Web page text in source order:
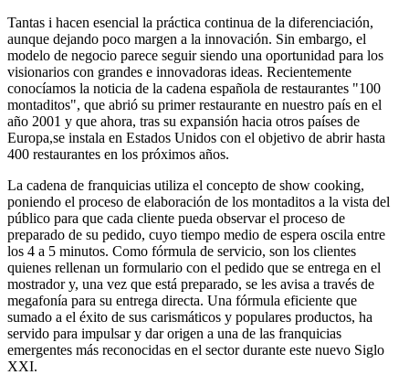
Tantas i hacen esencial la práctica continua de la diferenciación,
aunque dejando poco margen a la innovación. Sin embargo, el
modelo de negocio parece seguir siendo una oportunidad para los
visionarios con grandes e innovadoras ideas. Recientemente
conocíamos la noticia de la cadena española de restaurantes "100
montaditos", que abrió su primer restaurante en nuestro país en el
año 2001 y que ahora, tras su expansión hacia otros países de
Europa,se instala en Estados Unidos con el objetivo de abrir hasta
400 restaurantes en los próximos años.
La cadena de franquicias utiliza el concepto de show cooking,
poniendo el proceso de elaboración de los montaditos a la vista del
público para que cada cliente pueda observar el proceso de
preparado de su pedido, cuyo tiempo medio de espera oscila entre
los 4 a 5 minutos. Como fórmula de servicio, son los clientes
quienes rellenan un formulario con el pedido que se entrega en el
mostrador y, una vez que está preparado, se les avisa a través de
megafonía para su entrega directa. Una fórmula eficiente que
sumado a el éxito de sus carismáticos y populares productos, ha
servido para impulsar y dar origen a una de las franquicias
emergentes más reconocidas en el sector durante este nuevo Siglo
XXI.